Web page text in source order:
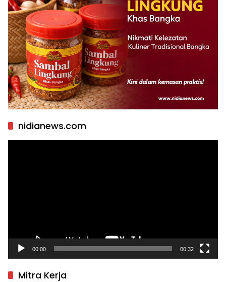
nidianews.com
00:00 00:32
Mitra Kerja